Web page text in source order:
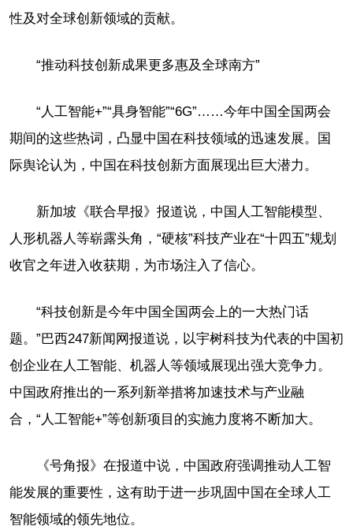
性及对全球创新领域的贡献。
“推动科技创新成果更多惠及全球南方”
“人工智能+”“具身智能”“6G”……今年中国全国两会
期间的这些热词，凸显中国在科技领域的迅速发展。国
际舆论认为，中国在科技创新方面展现出巨大潜力。
新加坡《联合早报》报道说，中国人工智能模型、
人形机器人等崭露头角，“硬核”科技产业在“十四五”规划
收官之年进入收获期，为市场注入了信心。
“科技创新是今年中国全国两会上的一大热门话
题。”巴西247新闻网报道说，以宇树科技为代表的中国初
创企业在人工智能、机器人等领域展现出强大竞争力。
中国政府推出的一系列新举措将加速技术与产业融
合，“人工智能+”等创新项目的实施力度将不断加大。
《号角报》在报道中说，中国政府强调推动人工智
能发展的重要性，这有助于进一步巩固中国在全球人工
智能领域的领先地位。